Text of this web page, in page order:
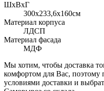
ШхВхГ
300x233,6х160см
Материал корпуса
ЛДСП
Материал фасада
МДФ
Мы хотим, чтобы доставка
комфортом для Вас, поэтому
условиями доставки и